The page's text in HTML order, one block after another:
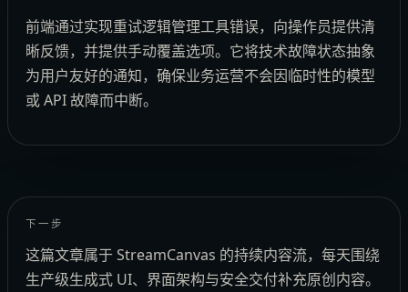
前端通过实现重试逻辑管理工具错误，向操作员提供清
晰反馈，并提供手动覆盖选项。它将技术故障状态抽象
为用户友好的通知，确保业务运营不会因临时性的模型
或 API 故障而中断。
下一步
这篇文章属于 StreamCanvas 的持续内容流，每天围绕
生产级生成式 UI、界面架构与安全交付补充原创内容。